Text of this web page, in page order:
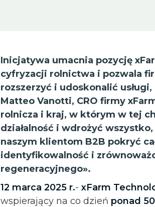
Inicjatywa umacnia pozycję
cyfryzacji rolnictwa i pozwala
rozszerzyć i udoskonalić
Matteo Vanotti, CRO firmy
rolnicza i kraj, w którym w tej
działalność i wdrożyć
naszym klientom B2B pokryć
identyfikowalność i
regeneracyjnego».
12 marca 2025 r.- xFarm
wspierający na co dzień ponad